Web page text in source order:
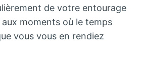
de votre entourage
aux moments où le temps
vous vous en rendiez